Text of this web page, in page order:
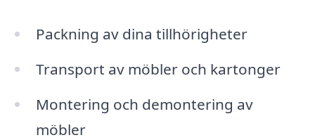
Packning av dina tillhörigheter
Transport av möbler och kartonger
Montering och demontering av
möbler